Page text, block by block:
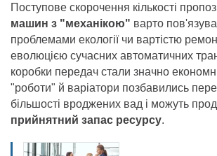
Поступове скорочення кількості
машин з "механікою" варто
проблемами екології чи вартістю
еволюцією сучасних автоматичних
коробки передач стали значно
"роботи" й варіатори позбавились
більшості вроджених вад і можуть
прийнятний запас ресурсу.